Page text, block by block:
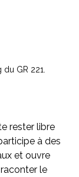
GR 221.
rester libre
à des
et ouvre
le